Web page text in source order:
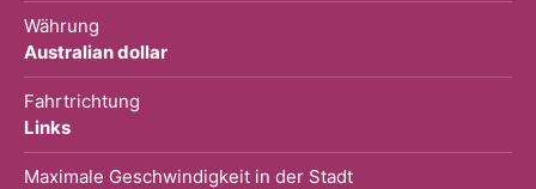
Währung
Australian dollar
Fahrtrichtung
Links
Maximale Geschwindigkeit in der Stadt